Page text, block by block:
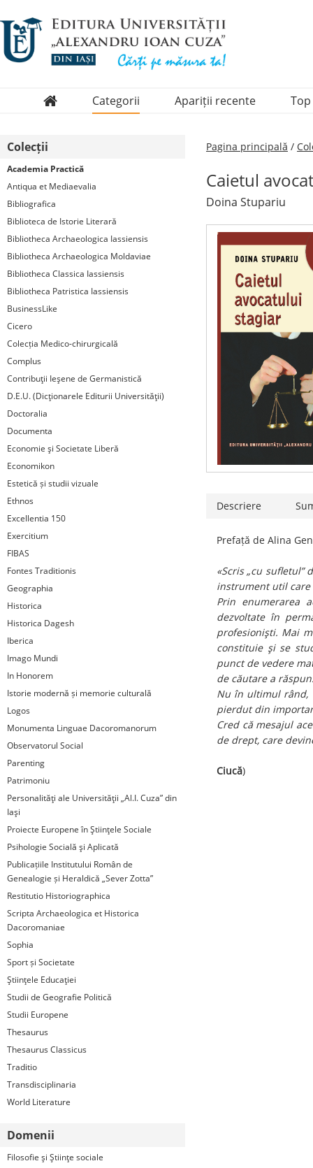
Categorii Apariții recente Top
Colecții
Academia Practică
Antiqua et Mediaevalia
Bibliografica
Biblioteca de Istorie Literară
Bibliotheca Archaeologica Iassiensis
Bibliotheca Archaeologica Moldaviae
Bibliotheca Classica Iassiensis
Bibliotheca Patristica Iassiensis
BusinessLike
Cicero
Colecția Medico-chirurgicală
Complus
Contribuţii Ieşene de Germanistică
D.E.U. (Dicţionarele Editurii Universităţii)
Doctoralia
Documenta
Economie şi Societate Liberă
Economikon
Estetică și studii vizuale
Ethnos
Excellentia 150
Exercitium
FIBAS
Fontes Traditionis
Geographia
Historica
Historica Dagesh
Iberica
Imago Mundi
In Honorem
Istorie modernă și memorie culturală
Logos
Monumenta Linguae Dacoromanorum
Observatorul Social
Parenting
Patrimoniu
Personalităţi ale Universităţii „Al.I. Cuza” din
Iaşi
Proiecte Europene în Ştiinţele Sociale
Psihologie Socială şi Aplicată
Publicațiile Institutului Român de
Genealogie și Heraldică „Sever Zotta”
Restitutio Historiographica
Scripta Archaeologica et Historica
Dacoromaniae
Sophia
Sport și Societate
Ştiinţele Educaţiei
Studii de Geografie Politică
Studii Europene
Thesaurus
Thesaurus Classicus
Traditio
Transdisciplinaria
World Literature
Domenii
Filosofie şi Ştiinţe sociale
Pagina principală /
Caietul
Doina Stupariu
Descriere
Prefață de Alina
«Scris „cu
instrument util care
Prin enumerarea
dezvoltate în
profesionişti. Mai
constituie şi se
punct de vedere
de căutare a
Nu în ultimul rând,
pierdut din
Cred că mesajul
de drept, care
Ciucă)